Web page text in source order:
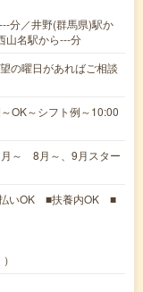
分／井野(群馬県)駅か
山名駅から---分
の曜日があればご相談
OK～シフト例～10:00
月～ 8月～、9月スター
いOK ■扶養内OK ■